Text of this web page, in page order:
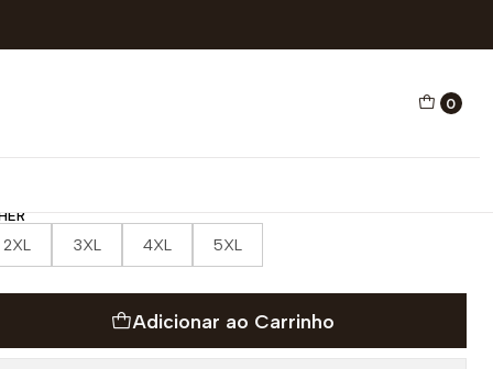
0
REVOLUTION ARROW
NATAÇÃO REVOLUTION
2XL 3XL 4XL 5XL
Adicionar ao Carrinho